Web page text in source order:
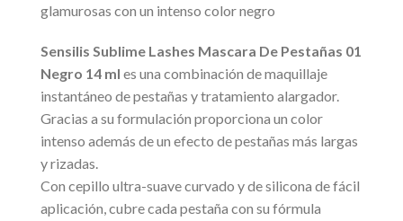
glamurosas con un intenso color negro
Sensilis Sublime Lashes Mascara De Pestañas 01
Negro 14 ml es una combinación de maquillaje
instantáneo de pestañas y tratamiento alargador.
Gracias a su formulación proporciona un color
intenso además de un efecto de pestañas más largas
y rizadas.
Con cepillo ultra-suave curvado y de silicona de fácil
aplicación, cubre cada pestaña con su fórmula